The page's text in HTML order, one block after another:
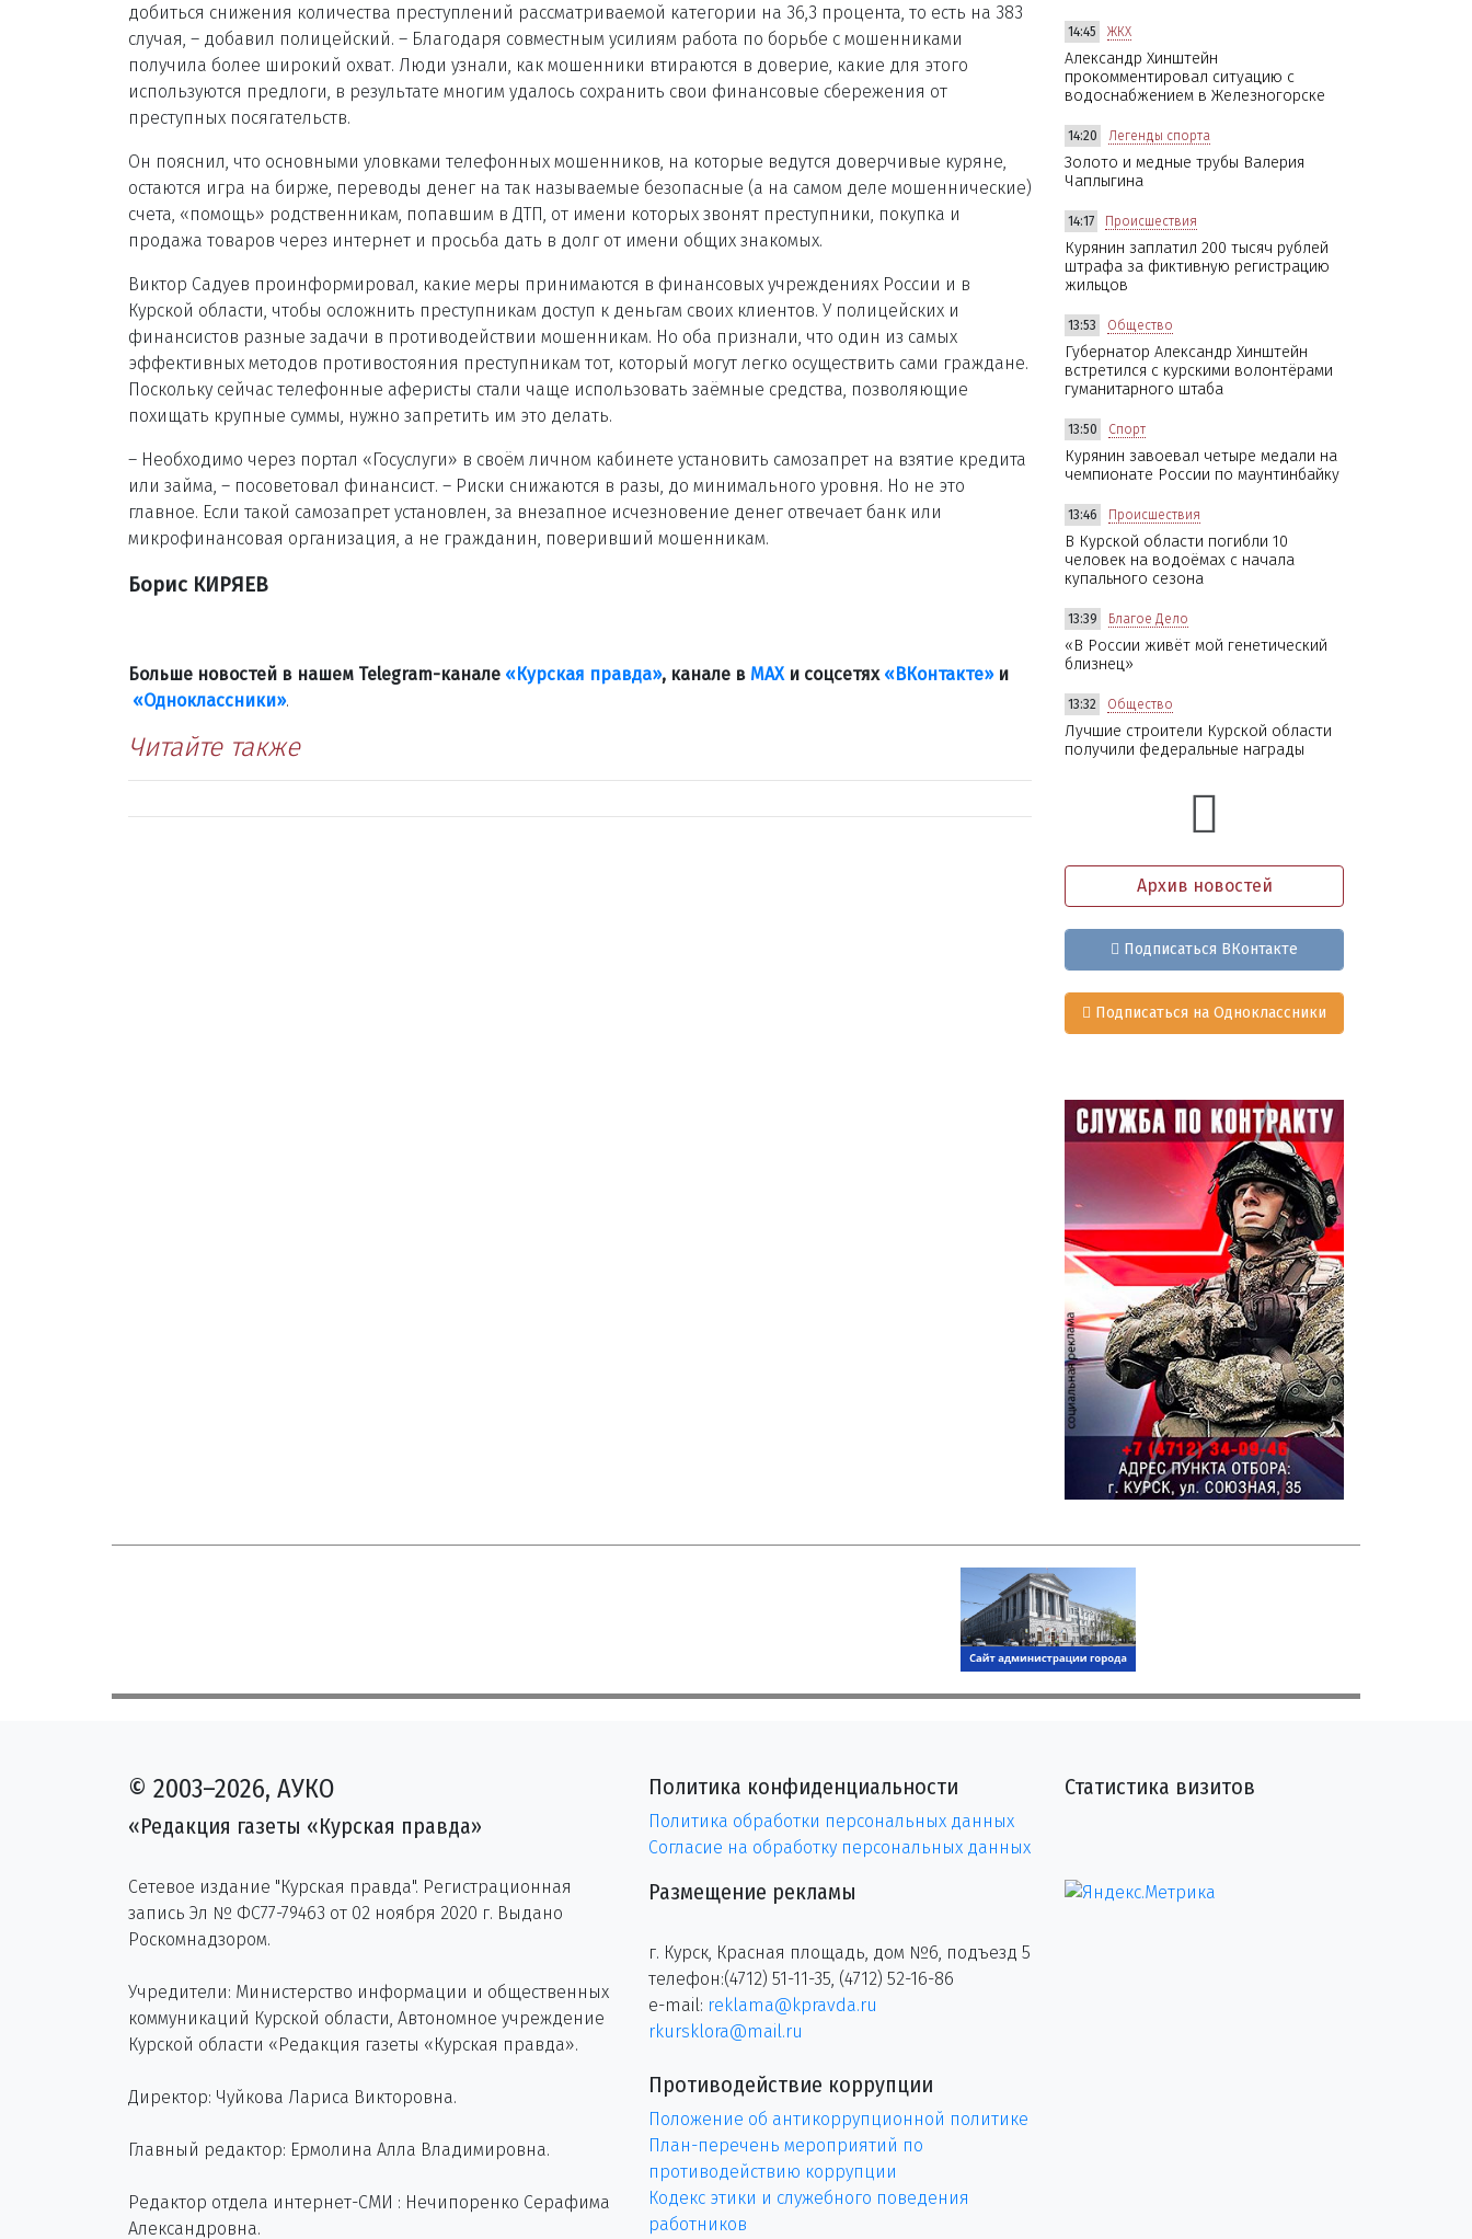
добиться снижения количества преступлений рассматриваемой категории на 36,3 процента, то есть на 383
случая, – добавил полицейский. – Благодаря совместным усилиям работа по борьбе с мошенниками
получила более широкий охват. Люди узнали, как мошенники втираются в доверие, какие для этого
используются предлоги, в результате многим удалось сохранить свои финансовые сбережения от
преступных посягательств.
Он пояснил, что основными уловками телефонных мошенников, на которые ведутся доверчивые куряне,
остаются игра на бирже, переводы денег на так называемые безопасные (а на самом деле мошеннические)
счета, «помощь» родственникам, попавшим в ДТП, от имени которых звонят преступники, покупка и
продажа товаров через интернет и просьба дать в долг от имени общих знакомых.
Виктор Садуев проинформировал, какие меры принимаются в финансовых учреждениях России и в
Курской области, чтобы осложнить преступникам доступ к деньгам своих клиентов. У полицейских и
финансистов разные задачи в противодействии мошенникам. Но оба признали, что один из самых
эффективных методов противостояния преступникам тот, который могут легко осуществить сами граждане.
Поскольку сейчас телефонные аферисты стали чаще использовать заёмные средства, позволяющие
похищать крупные суммы, нужно запретить им это делать.
– Необходимо через портал «Госуслуги» в своём личном кабинете установить самозапрет на взятие кредита
или займа, – посоветовал финансист. – Риски снижаются в разы, до минимального уровня. Но не это
главное. Если такой самозапрет установлен, за внезапное исчезновение денег отвечает банк или
микрофинансовая организация, а не гражданин, поверивший мошенникам.
Борис КИРЯЕВ
Больше новостей в нашем Telegram-канале «Курская правда», канале в МАХи соцсетях «ВКонтакте»и
«Одноклассники».
Читайте также
14:45 ЖКХ
Александр Хинштейн
прокомментировал ситуацию с
водоснабжением в Железногорске
14:20 Легенды спорта
Золото и медные трубы Валерия
Чаплыгина
14:17 Происшествия
Курянин заплатил 200 тысяч рублей
штрафа за фиктивную регистрацию
жильцов
13:53 Общество
Губернатор Александр Хинштейн
встретился с курскими волонтёрами
гуманитарного штаба
13:50 Спорт
Курянин завоевал четыре медали на
чемпионате России по маунтинбайку
13:46 Происшествия
В Курской области погибли 10
человек на водоёмах с начала
купального сезона
13:39 Благое Дело
«В России живёт мой генетический
близнец»
13:32 Общество
Лучшие строители Курской области
получили федеральные награды
Архив новостей
Подписаться ВКонтакте
Подписаться на Одноклассники
© 2003–2026, АУКО
«Редакция газеты «Курская правда»
Сетевое издание "Курская правда". Регистрационная
запись Эл № ФС77-79463 от 02 ноября 2020 г. Выдано
Роскомнадзором.
Учредители: Министерство информации и общественных
коммуникаций Курской области, Автономное учреждение
Курской области «Редакция газеты «Курская правда».
Директор: Чуйкова Лариса Викторовна.
Главный редактор: Ермолина Алла Владимировна.
Редактор отдела интернет-СМИ : Нечипоренко Серафима
Александровна.
Политика конфиденциальности
Политика обработки персональных данных
Согласие на обработку персональных данных
Размещение рекламы
г. Курск, Красная площадь, дом №6, подъезд 5
телефон:(4712) 51-11-35, (4712) 52-16-86
e-mail: reklama@kpravda.ru
rkursklora@mail.ru
Противодействие коррупции
Положение об антикоррупционной политике
План-перечень мероприятий по
противодействию коррупции
Кодекс этики и служебного поведения
работников
Статистика визитов